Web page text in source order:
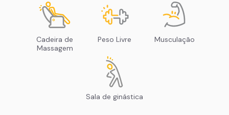
Cadeira de
Massagem
Peso Livre Musculação
Sala de ginástica